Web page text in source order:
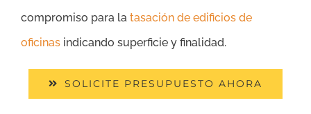
compromiso para la tasación de edificios de
oficinas indicando superficie y finalidad.
SOLICITE PRESUPUESTO AHORA